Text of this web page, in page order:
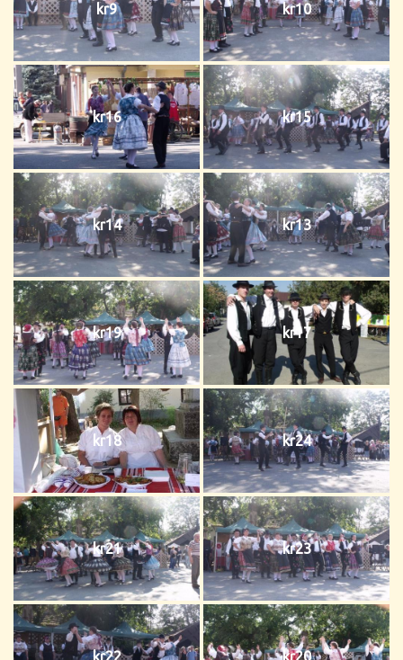
kr9 kr10
kr16 kr15
kr14 kr13
kr19 kr17
kr18 kr24
kr21 kr23
kr22 kr20